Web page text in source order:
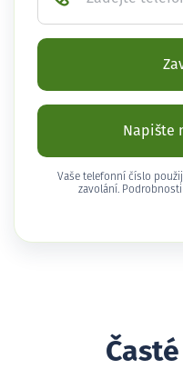
Napište
Vaše telefonní číslo
zavolání.